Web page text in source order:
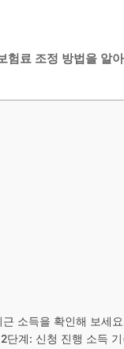
험료 조정 방법을 알
소득을 확인해 보세
계: 신청 진행 소득